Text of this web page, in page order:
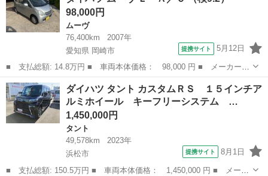
ランスソナー 走...98,000円
ムーヴ
76,400km
2007年
愛知県 岡崎市
提携サイト 5月12日
■ 支払総額: 14.8万円 ■ 車両本体価格： 98,000 円 ■ メーカー
名： ダイハツ ■ 車種名： ムーヴ ■ グレード名： Ｌ Ａ／Ｃ
■ 排気量： 660cc ■ ドア枚数： 5D ■ ミッション： AT4速...
愛知 岡崎市 ムーヴ
ダイハツ タント カスタムＲＳ １５インチア
ルミホイール キーフリーシステム …
1,450,000円
タント
49,578km
2023年
浜松市
提携サイト 8月1日
■ 支払総額: 150.5万円 ■ 車両本体価格： 1,450,000 円 ■ メーカ